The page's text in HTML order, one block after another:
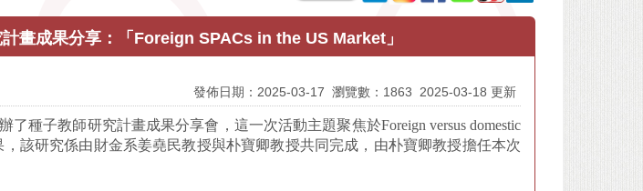
畫成果分享：「Foreign SPACs in the US Market」
發佈日期：2025-03-17 瀏覽數：1863 2025-03-18 更新
了種子教師研究計畫成果分享會，這一次活動主題聚焦於Foreign versus domestic
，該研究係由財金系姜堯民教授與朴寶卿教授共同完成，由朴寶卿教授擔任本次